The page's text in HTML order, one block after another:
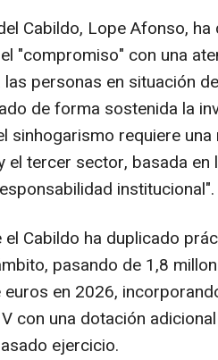
Cabildo, Lope Afonso,
"compromiso" con una
personas en situación
de forma sostenida la
sinhogarismo requiere
el tercer sector, basada en
institucional".
Cabildo ha duplicado
pasando de 1,8
en 2026,
con una dotación
ejercicio.